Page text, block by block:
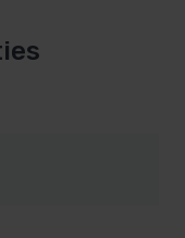
tot 69 %